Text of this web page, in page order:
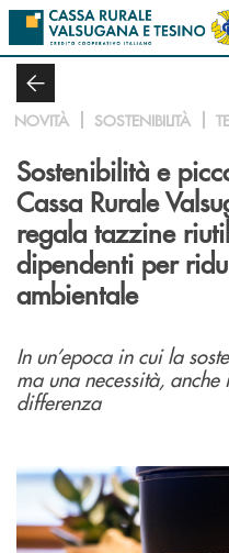
Salta al contenuto principale
NOVITÀ SOSTENIBILITÀ
Sostenibilità e
Cassa Rurale
regala tazzine
dipendenti per
ambientale
In un’epoca in cui la
ma una necessità,
differenza